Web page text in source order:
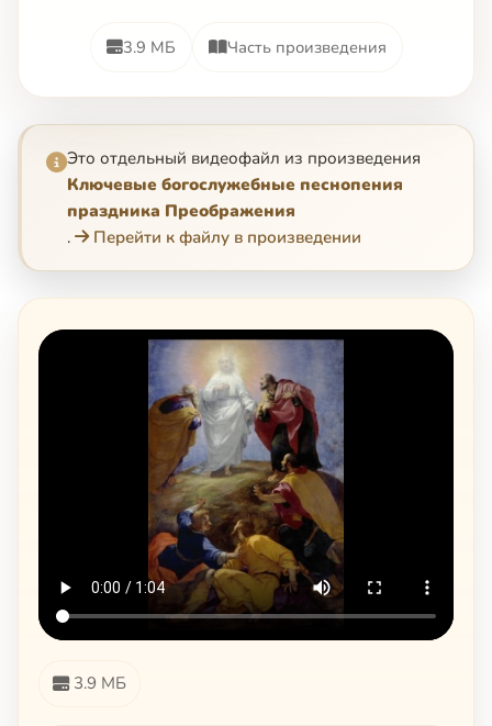
3.9 МБ Часть произведения
Это отдельный видеофайл из произведения
Ключевые богослужебные песнопения
праздника Преображения
.
Перейти к файлу в произведении
3.9 МБ